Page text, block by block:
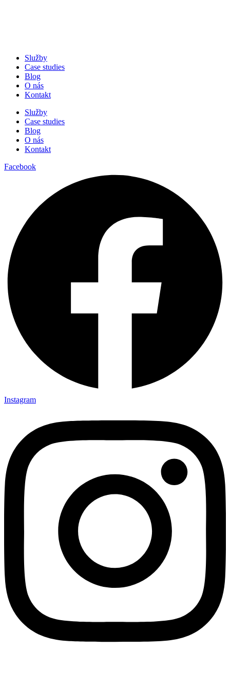
Služby
Case studies
Blog
O nás
Kontakt
Služby
Case studies
Blog
O nás
Kontakt
Facebook
Instagram